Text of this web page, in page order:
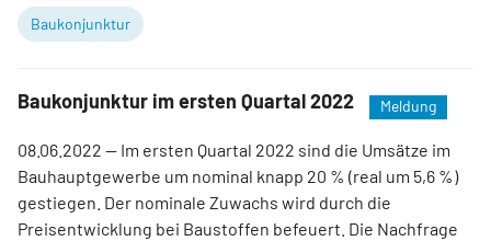
Baukonjunktur
Baukonjunktur im ersten Quartal 2022 Meldung
08.06.2022 — Im ersten Quartal 2022 sind die Umsätze im
Bauhauptgewerbe um nominal knapp 20 % (real um 5,6 %)
gestiegen. Der nominale Zuwachs wird durch die
Preisentwicklung bei Baustoffen befeuert. Die Nachfrage